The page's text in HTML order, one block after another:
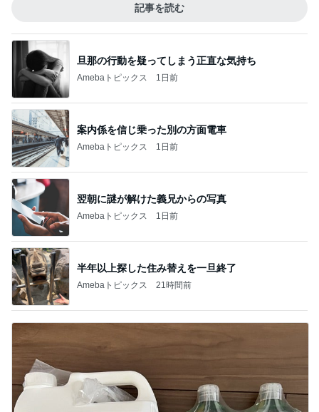
記事を読む
旦那の行動を疑ってしまう正直な気持ち
Amebaトピックス 1日前
案内係を信じ乗った別の方面電車
Amebaトピックス 1日前
翌朝に謎が解けた義兄からの写真
Amebaトピックス 1日前
半年以上探した住み替えを一旦終了
Amebaトピックス 21時間前